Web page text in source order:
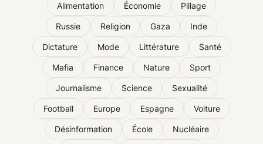
Alimentation Économie Pillage
Russie Religion Gaza Inde
Dictature Mode Littérature Santé
Mafia Finance Nature Sport
Journalisme Science Sexualité
Football Europe Espagne Voiture
Désinformation École Nucléaire